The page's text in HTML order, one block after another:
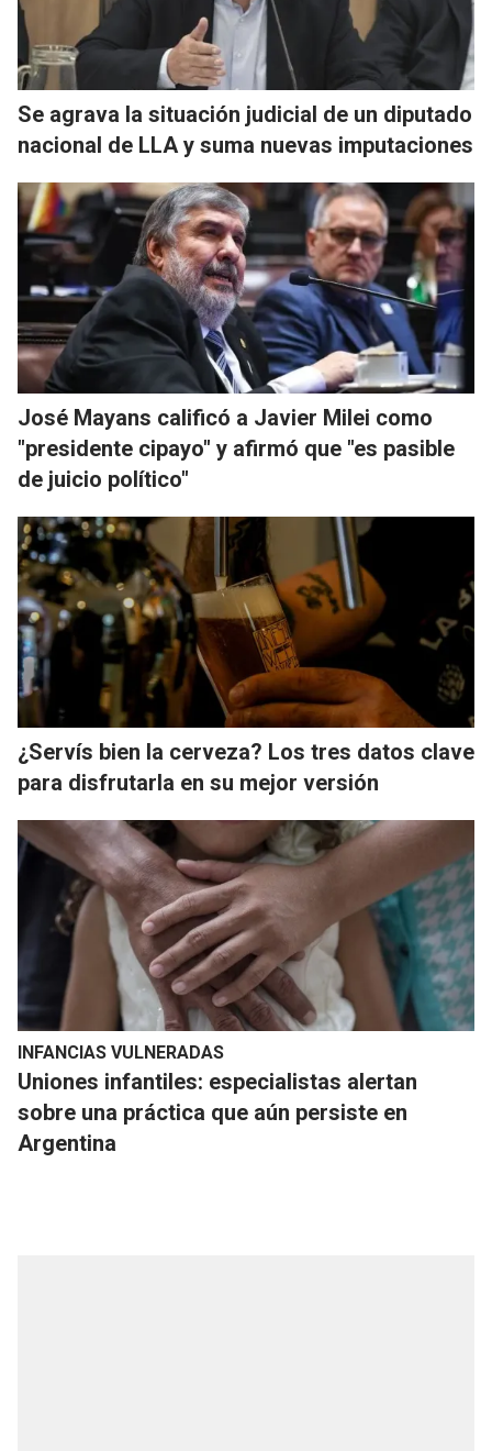
Se agrava la situación judicial de un diputado
nacional de LLA y suma nuevas imputaciones
José Mayans calificó a Javier Milei como
"presidente cipayo" y afirmó que "es pasible
de juicio político"
¿Servís bien la cerveza? Los tres datos clave
para disfrutarla en su mejor versión
INFANCIAS VULNERADAS
Uniones infantiles: especialistas alertan
sobre una práctica que aún persiste en
Argentina